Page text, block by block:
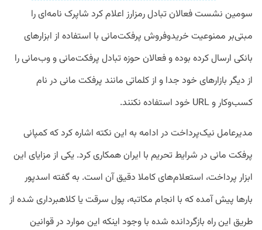
سومین نشست فعالان تبادل رمزارز اعلام کرد شاپرک نامه‌ای را
مبتی‌بر ممنوعیت خرید‌وفروش پرفکت‌مانی با استفاده از ابزارهای
بانکی ارسال کرده بوده و فعالان حوزه تبادل پرفکت‌مانی و وب‌مانی را
از دیگر بازارهای خود جدا و از کلماتی مانند پرفکت مانی در نام
کسب‌وکار و URL خود استفاده نکنند.
مدیرعامل نیک‌پرداخت در ادامه به این نکته اشاره کرد که کمپانی
پرفکت مانی در شرایط تحریم با ایران همکاری کرد. یکی از مزایای این
ابزار پرداخت، استعلام‌های کاملا دقیق آن است. به گفته اسدپور
بارها پیش آمده که با انجام مکاتبه، پول سرقت یا کلاهبرداری شده از
طریق این راه بازگردانده شده با وجود اینکه این موارد در قوانین